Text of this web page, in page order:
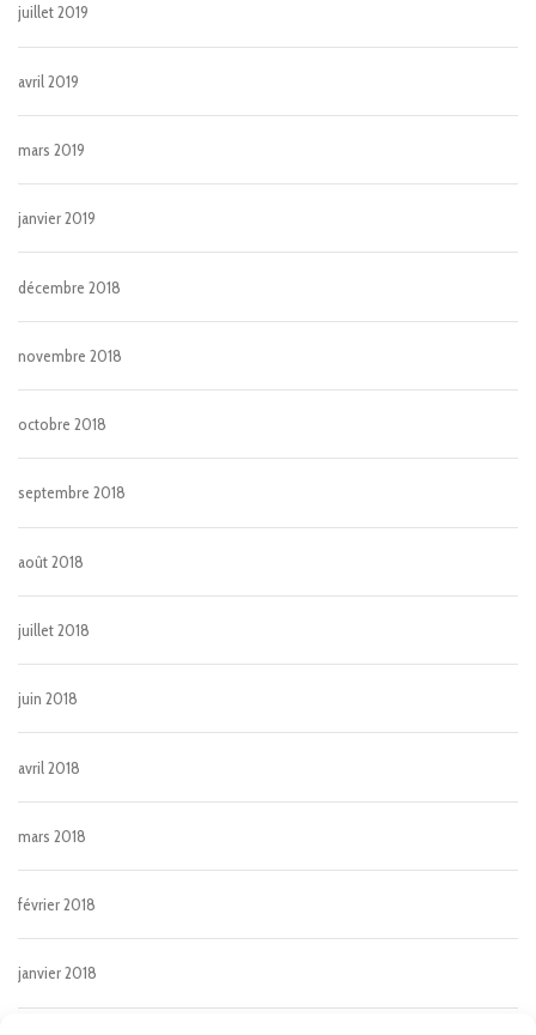
juillet 2019
avril 2019
mars 2019
janvier 2019
décembre 2018
novembre 2018
octobre 2018
septembre 2018
août 2018
juillet 2018
juin 2018
avril 2018
mars 2018
février 2018
janvier 2018